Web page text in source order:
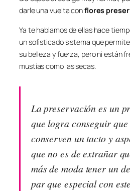
darle una vuelta conflores
Ya te hablamos de ellas hace
un sofisticado sistema que
su belleza y fuerza, pero ni están
mustias como las secas.
La preservación es un
que logra conseguir
conserven un tacto y
que no es de extrañar
más de moda tener un
par que especial con